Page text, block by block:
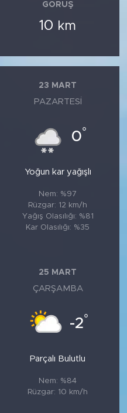
GÖRÜŞ
10 km
23 MART
PAZARTESI
0°
Yoğun kar yağışlı
Nem: %97
Rüzgar: 12 km/h
Yağış Olasılığı: %81
Kar Olasılığı: %35
25 MART
ÇARŞAMBA
-2°
Parçalı Bulutlu
Nem: %84
Rüzgar: 10 km/h